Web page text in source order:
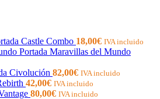
Castle Combo 18,00€ IVA incluido
Maravillas del Mundo
Civolución 82,00€ IVA incluido
42,00€ IVA incluido
80,00€ IVA incluido